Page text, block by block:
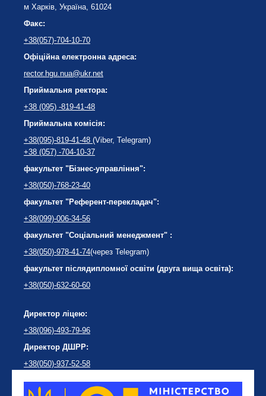
м Харків, Україна, 61024
Факс:
+38(057)-704-10-70
Офіційна електронна адреса:
rector.hgu.nua@ukr.net
Приймальня ректора:
+38 (095) -819-41-48
Приймальна комісія:
+38(095)-819-41-48 (Viber, Telegram)
+38 (057) -704-10-37
факультет "Бізнес-управління":
+38(050)-768-23-40
факультет "Референт-перекладач":
+38(099)-006-34-56
факультет "Соціальний менеджмент" :
+38(050)-978-41-74(через Telegram)
факультет післядипломної освіти (друга вища освіта):
+38(050)-632-60-60
Директор ліцею:
+38(096)-493-79-96
Директор ДШРР:
+38(050)-937-52-58